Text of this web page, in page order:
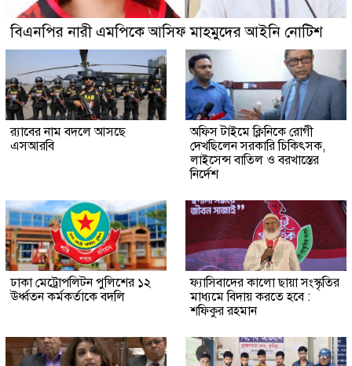
বিএনপির নারী এমপিকে আসিফ মাহমুদের আইনি নোটিশ
র‍্যাবের নাম বদলে আসছে
এসআরবি
অফিস টাইমে ক্লিনিকে রোগী
দেখছিলেন সরকারি চিকিৎসক,
লাইসেন্স বাতিল ও বরখাস্তের
নির্দেশ
ঢাকা মেট্রোপলিটন পুলিশের ১২
ঊর্ধ্বতন কর্মকর্তাকে বদলি
ফ্যাসিবাদের কালো ছায়া সংস্কৃতির
মাধ্যমে বিদায় করতে হবে :
শফিকুর রহমান